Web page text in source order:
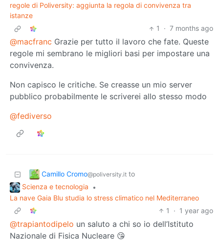
regole di Poliversity: aggiunta la regola di convivenza tra
istanze
1
· 7 months ago
@macfranc Grazie per tutto il lavoro che fate. Queste
regole mi sembrano le migliori basi per impostare una
convivenza.
Non capisco le critiche. Se creasse un mio server
pubblico probabilmente le scriverei allo stesso modo
@fediverso
Camillo Cromo@poliversity.it to
Scienza e tecnologia
•
La nave Gaia Blu studia lo stress climatico nel Mediterraneo
1
· 1 year ago
@trapiantodipelo un saluto a chi so io dell’Istituto
Nazionale di Fisica Nucleare 😘